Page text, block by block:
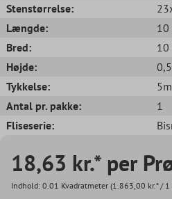
Stenstørrelse:
Længde:
10
Bred:
10
Højde:
Tykkelse:
Antal pr. pakke:
1
Fliseserie:
18,63 kr.* per
Indhold: 0.01 Kvadratmeter (1.863,00 kr.* / 1